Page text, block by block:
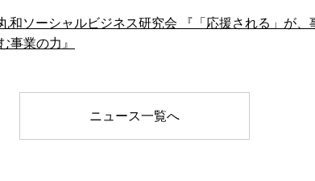
和ソーシャルビジネス研究会 『「応援される」が
事業の力』
ニュース一覧へ